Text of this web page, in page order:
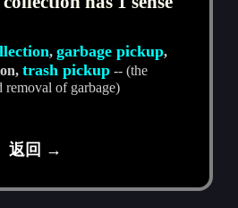
,garbage pickup,
trash pickup -- (the
removal of garbage)
返回 →